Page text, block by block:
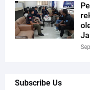
Subscribe Us